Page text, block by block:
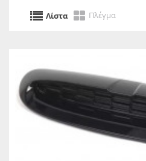
Λίστα Πλέγμα